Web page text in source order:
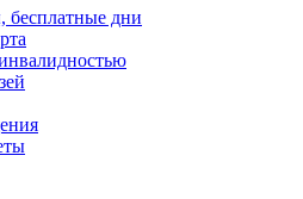
бесплатные дни